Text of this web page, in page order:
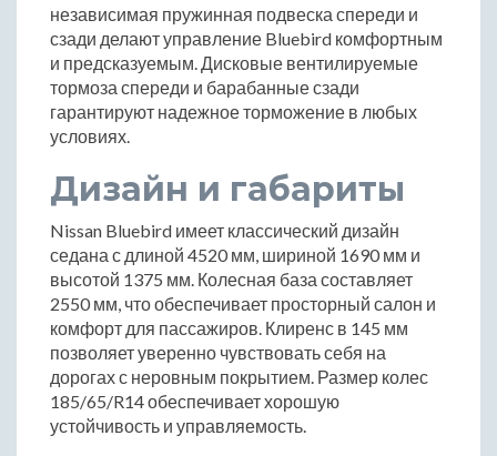
независимая пружинная подвеска спереди и
сзади делают управление Bluebird комфортным
и предсказуемым. Дисковые вентилируемые
тормоза спереди и барабанные сзади
гарантируют надежное торможение в любых
условиях.
Дизайн и габариты
Nissan Bluebird имеет классический дизайн
седана с длиной 4520 мм, шириной 1690 мм и
высотой 1375 мм. Колесная база составляет
2550 мм, что обеспечивает просторный салон и
комфорт для пассажиров. Клиренс в 145 мм
позволяет уверенно чувствовать себя на
дорогах с неровным покрытием. Размер колес
185/65/R14 обеспечивает хорошую
устойчивость и управляемость.